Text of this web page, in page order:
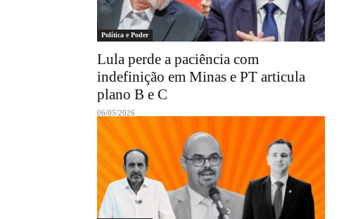
Política e Poder
Lula perde a paciência com
indefinição em Minas e PT articula
plano B e C
06/05/2026